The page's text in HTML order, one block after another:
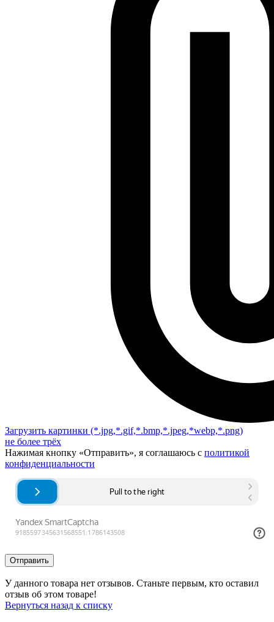
Загрузить картинки (*.jpg,*.gif,*.bmp,*.jpeg,*webp,*.png)
не более трёх
Нажимая кнопку «Отправить», я соглашаюсь с политикой
конфиденциальности
Отправить
У данного товара нет отзывов. Станьте первым, кто оставил
отзыв об этом товаре!
Вернуться назад к списку